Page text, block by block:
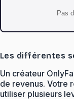
Pas
Les différentes
Un créateur
de revenus. Votre
utiliser plusieurs